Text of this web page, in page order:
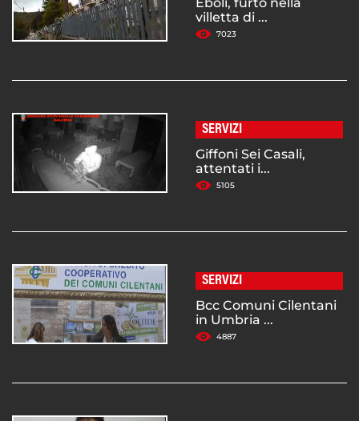
villetta di ...
7023
SERVIZI
Giffoni Sei Casali,
attentati i...
5105
SERVIZI
Bcc Comuni Cilentani
in Umbria ...
4887